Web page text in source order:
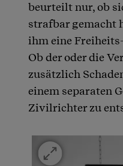
beurteilt nur, ob
strafbar gemacht
ihm eine
Ob der oder die
zusätzlich
einem separaten
Zivilrichter zu